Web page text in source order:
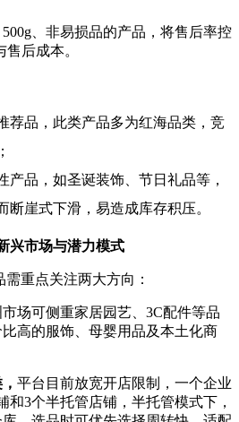
、非易损品的产品，将售后率控
后成本。
荐品，此类产品多为红海品类，竞
产品，如圣诞装饰、节日礼品等，
断崖式下滑，易造成库存积压。
兴市场与潜力模式
重点关注两大方向：
市场可侧重家居园艺、3C配件等品
高的服饰、母婴用品及本土化商
平台目前放宽开店限制，一个企业
和3个半托管店铺，半托管模式下，